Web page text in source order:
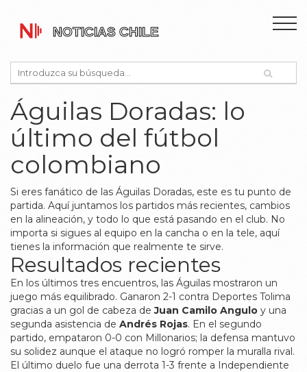
Águilas Doradas: lo
último del fútbol
colombiano
Si eres fanático de las Águilas Doradas, este es tu punto de
partida. Aquí juntamos los partidos más recientes, cambios
en la alineación, y todo lo que está pasando en el club. No
importa si sigues al equipo en la cancha o en la tele, aquí
tienes la información que realmente te sirve.
Resultados recientes
En los últimos tres encuentros, las Águilas mostraron un
juego más equilibrado. Ganaron 2-1 contra Deportes Tolima
gracias a un gol de cabeza deJuan Camilo Angulo y una
segunda asistencia de Andrés Rojas. En el segundo
partido, empataron 0-0 con Millonarios; la defensa mantuvo
su solidez aunque el ataque no logró romper la muralla rival.
El último duelo fue una derrota 1-3 frente a Independiente